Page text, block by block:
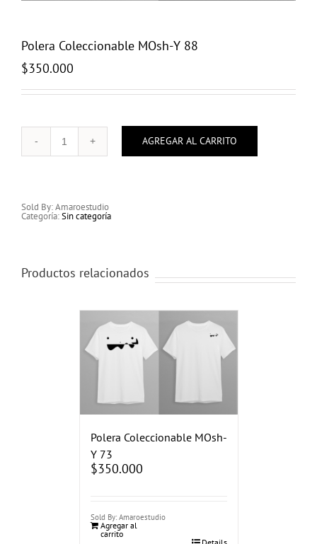
Polera Coleccionable MOsh-Y 88
$350.000
Polera
Coleccionable
AGREGAR AL CARRITO
Sold By: Amaroestudio
Categoría:Sin categoría
Productos relacionados
Polera Coleccionable MOsh-
Y 73
$350.000
Sold By: Amaroestudio
Agregar al
carrito